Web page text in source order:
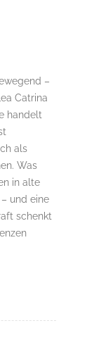
–
Catrina
handelt
als
Was
in alte
und eine
schenkt